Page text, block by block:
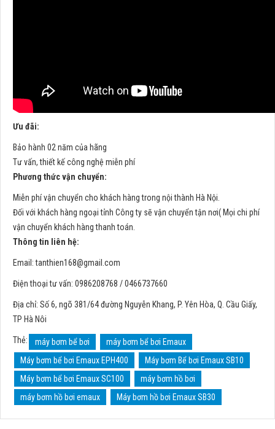
Ưu đãi:
Bảo hành 02 năm của hãng
Tư vấn, thiết kế công nghệ miễn phí
Phương thức vận chuyển:
Miễn phí vận chuyển cho khách hàng trong nội thành Hà Nội.
Đối với khách hàng ngoại tỉnh Công ty sẽ vận chuyển tận nơi( Mọi chi phí
vận chuyển khách hàng thanh toán.
Thông tin liên hệ:
Email:tanthien168@gmail.com
Điện thoại tư vấn: 0986208768 / 0466737660
Địa chỉ: Số 6, ngõ 381/64 đường Nguyễn Khang, P. Yên Hòa, Q. Cầu Giấy,
TP Hà Nôi
Thẻ: máy bơm bể bơi
máy bơm bể bơi Emaux
Máy bơm bể bơi Emaux EPH400
Máy bơm Bể bơi Emaux SB10
Máy bơm bể bơi Emaux SC100
máy bơm hồ bơi
máy bơm hồ bơi emaux
Máy bơm hồ bơi Emaux SB30